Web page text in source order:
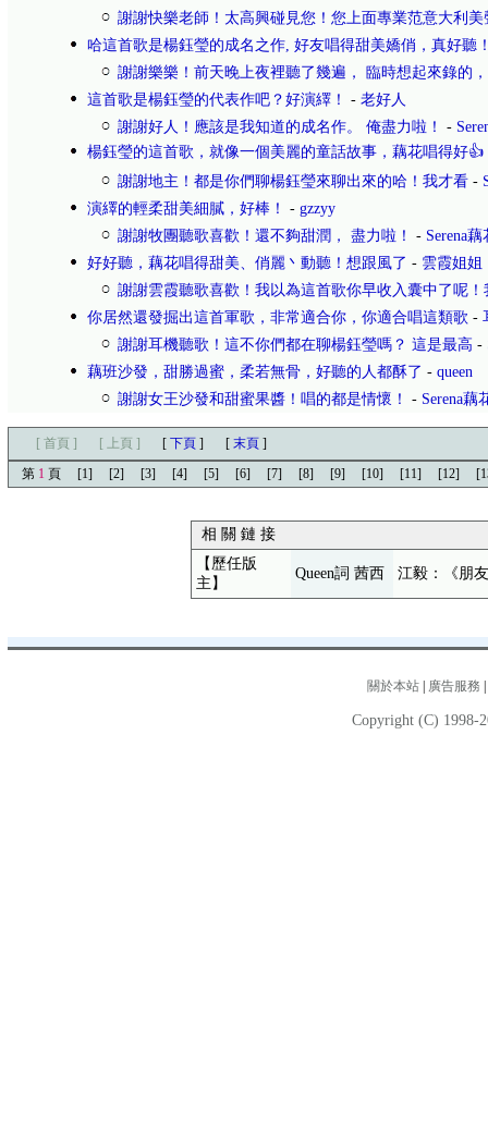
謝謝快樂老師！太高興碰見您！您上面專業范意大利美
哈這首歌是楊鈺瑩的成名之作, 好友唱得甜美嬌俏，真好聽
謝謝樂樂！前天晚上夜裡聽了幾遍， 臨時想起來錄的
這首歌是楊鈺瑩的代表作吧？好演繹！
- 老好人
謝謝好人！應該是我知道的成名作。 俺盡力啦！
-
楊鈺瑩的這首歌，就像一個美麗的童話故事，藕花唱得好👍
謝謝地主！都是你們聊楊鈺瑩來聊出來的哈！我才看 -
演繹的輕柔甜美細膩，好棒！
- gzzyy
謝謝牧團聽歌喜歡！還不夠甜潤， 盡力啦！
- Serena
好好聽，藕花唱得甜美、俏麗丶動聽！想跟風了 - 雲霞姐姐
謝謝雲霞聽歌喜歡！我以為這首歌你早收入囊中了呢！
你居然還發掘出這首軍歌，非常適合你，你適合唱這類歌 -
謝謝耳機聽歌！這不你們都在聊楊鈺瑩嗎？ 這是最高 -
藕班沙發，甜勝過蜜，柔若無骨，好聽的人都酥了 - queen
謝謝女王沙發和甜蜜果醬！唱的都是情懷！
- Serena藕
[ 首頁 ] [ 上頁 ] [ 下頁 ] [ 末頁 ]
第 1 頁 [1] [2] [3] [4] [5] [6] [7] [8] [9] [10] [11] [12]
相 關 鏈 接
【歷任版
主】
Queen詞 茜西 江毅：《朋友
關於本站 廣告服務
Copyright (C) 1998-